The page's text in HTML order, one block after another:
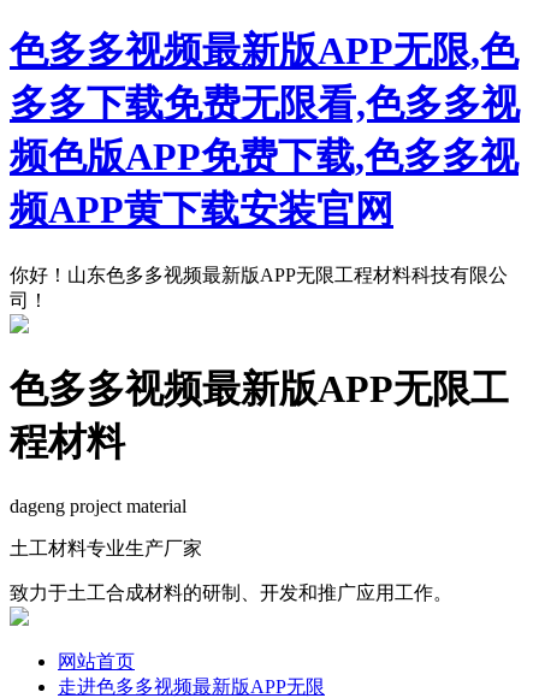
色多多视频最新版APP无限,色
多多下载免费无限看,色多多视
频色版APP免费下载,色多多视
频APP黄下载安装官网
你好！山东色多多视频最新版APP无限工程材料科技有限公
司！
色多多视频最新版APP无限工
程材料
dageng project material
土工材料专业生产厂家
致力于土工合成材料的研制、开发和推广应用工作。
网站首页
走进色多多视频最新版APP无限